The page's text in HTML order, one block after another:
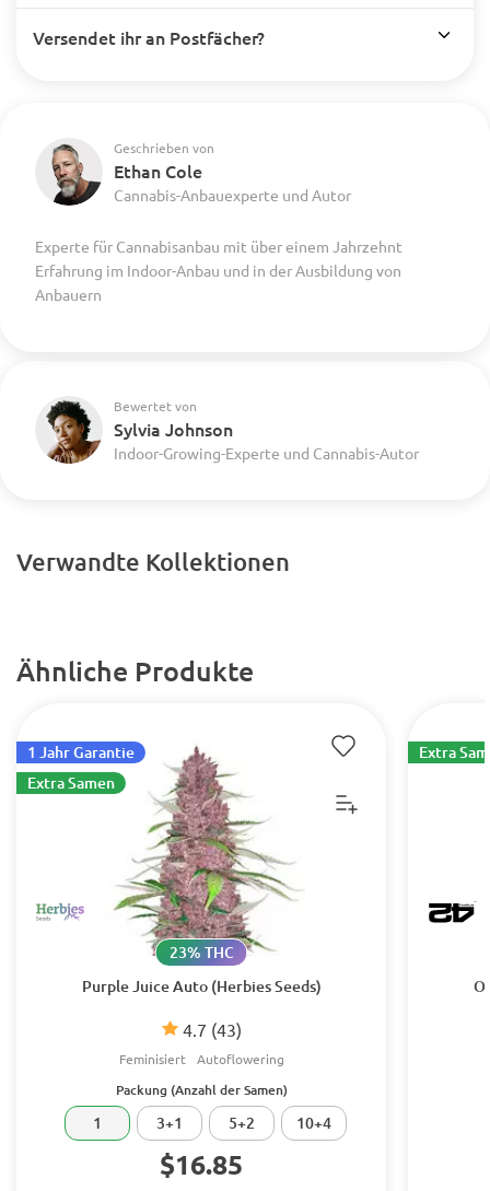
Versendet ihr an Postfächer?
Geschrieben von
Ethan Cole
Cannabis-Anbauexperte und Autor
Experte für Cannabisanbau mit über einem Jahrzehnt
Erfahrung im Indoor-Anbau und in der Ausbildung von
Anbauern
Bewertet von
Sylvia Johnson
Indoor-Growing-Experte und Cannabis-Autor
Verwandte Kollektionen
Ähnliche Produkte
Purple Juice Auto (Herbies Seeds)
4.7 (43)
23% THC
Feminisiert Autoflowering
1 Jahr Garantie
Extra Samen
Packung (Anzahl der Samen)
1 3+1 5+2 10+4
$16.85
Extra